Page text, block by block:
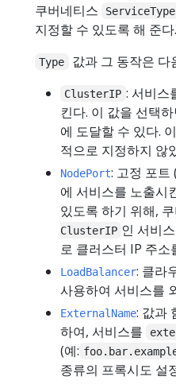
쿠버네티스
지정할 수 있도록 해 준다.
Type 값과 그 동작은 다
ClusterIP : 서비스
킨다. 이 값을 선택
에 도달할 수 있다.
적으로 지정하지 않
NodePort: 고정 포트 (
에 서비스를 노출시
있도록 하기 위해,
ClusterIP 인 서비
로 클러스터 IP 주소
LoadBalancer: 클라
사용하여 서비스를
ExternalName: 값과
하여, 서비스를
(예:
종류의 프록시도 설